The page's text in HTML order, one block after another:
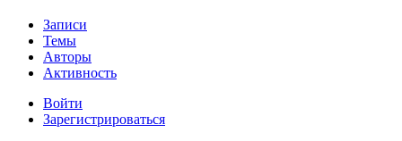
Записи
Темы
Авторы
Активность
Войти
Зарегистрироваться